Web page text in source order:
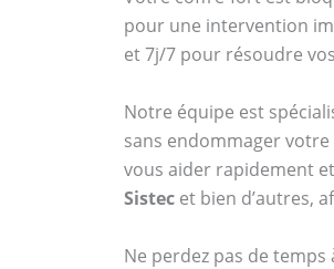
pour une intervention
et 7j/7 pour résoudre
Notre équipe est
sans endommager
vous aider rapidement
Sistec et bien d’autres,
Ne perdez pas de